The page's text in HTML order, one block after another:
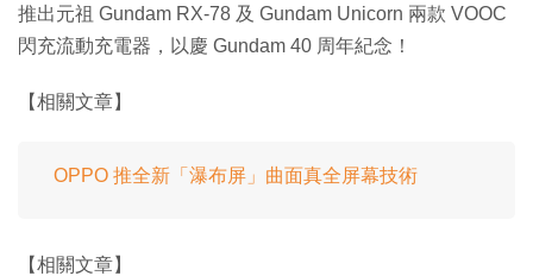
推出元祖 Gundam RX-78 及 Gundam Unicorn 兩款 VOOC
閃充流動充電器，以慶 Gundam 40 周年紀念！
【相關文章】
OPPO 推全新「瀑布屏」曲面真全屏幕技術
【相關文章】